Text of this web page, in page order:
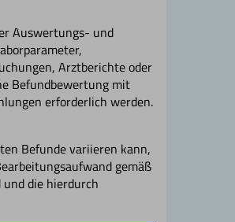
Auswertungs- und
Arztberichte oder
Befundbewertung mit
erforderlich werden.
Befunde variieren kann,
gemäß
die hierdurch